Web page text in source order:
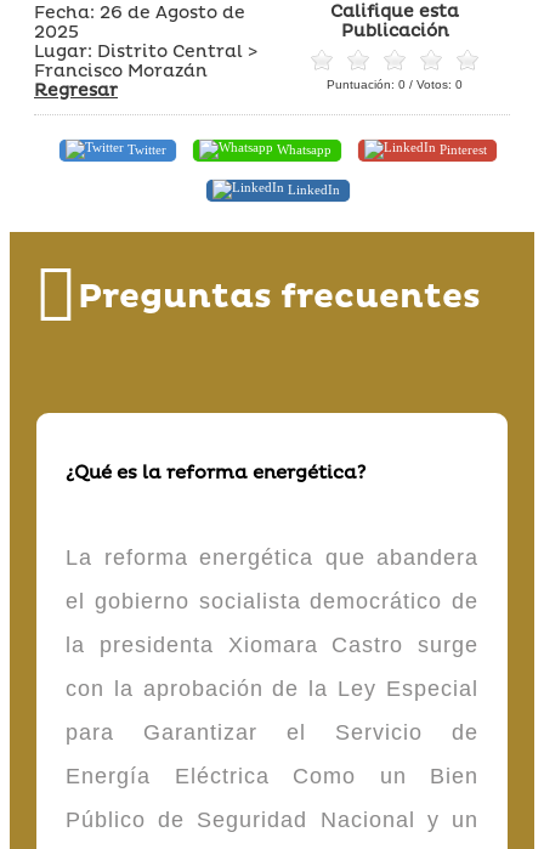
Fecha: 26 de Agosto de
2025
Lugar: Distrito Central >
Francisco Morazán
Regresar
Califique esta
Publicación
Puntuación: 0 / Votos: 0
Twitter Whatsapp Pinterest
LinkedIn
Preguntas frecuentes
¿Qué es la reforma energética?
La reforma energética que abandera
el gobierno socialista democrático de
la presidenta Xiomara Castro surge
con la aprobación de la Ley Especial
para Garantizar el Servicio de
Energía Eléctrica Como un Bien
Público de Seguridad Nacional y un